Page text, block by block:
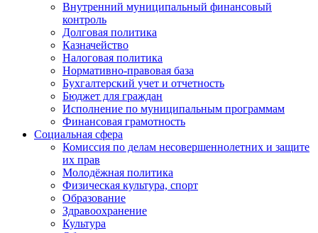
Внутренний муниципальный финансовый
контроль
Долговая политика
Казначейство
Налоговая политика
Нормативно-правовая база
Бухгалтерский учет и отчетность
Бюджет для граждан
Исполнение по муниципальным программам
Финансовая грамотность
Социальная сфера
Комиссия по делам несовершеннолетних и защите
их прав
Молодёжная политика
Физическая культура, спорт
Образование
Здравоохранение
Культура